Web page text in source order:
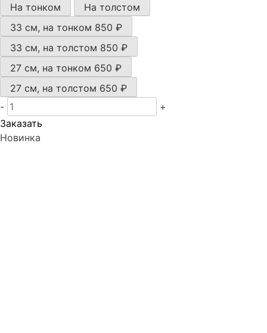
На тонком
На толстом
33 см, на тонком 850 ₽
33 см, на толстом 850 ₽
27 см, на тонком 650 ₽
27 см, на толстом 650 ₽
-
+
Заказать
Новинка